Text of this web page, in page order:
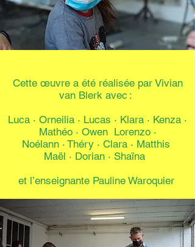
Cette œuvre a été réalisée par Vivian
van Blerk avec :
Luca · Orneilia · Lucas · Klara · Kenza ·
Mathéo · Owen Lorenzo ·
Noélann · Théry · Clara · Matthis
Maël · Dorian · Shaïna
et l’enseignante Pauline Waroquier